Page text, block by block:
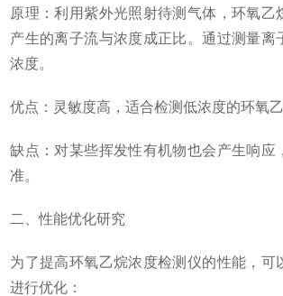
原理：利用紫外光照射待测气体，环氧乙
产生的离子流与浓度成正比。通过测量离
浓度。
优点：灵敏度高，适合检测低浓度的环氧
缺点：对某些挥发性有机物也会产生响应
准。
二、性能优化研究
为了提高环氧乙烷浓度检测仪的性能，可
进行优化：